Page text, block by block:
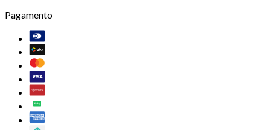
Pagamento